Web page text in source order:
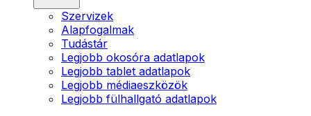
Szervizek
Alapfogalmak
Tudástár
Legjobb okosóra adatlapok
Legjobb tablet adatlapok
Legjobb médiaeszközök
Legjobb fülhallgató adatlapok